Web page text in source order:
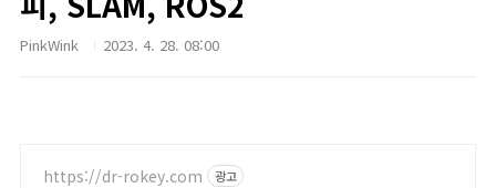
PinkWink 2023. 4. 28. 08:00
https://dr-rokey.com 광고